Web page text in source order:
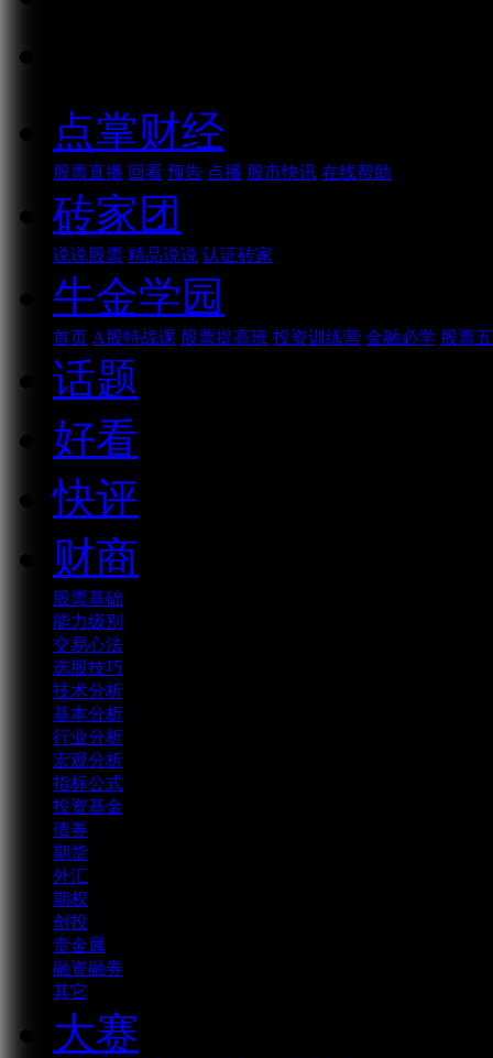
点掌财经
股票直播 回看 预告 点播 股市快讯 在线帮助
砖家团
说说股票 精品说说 认证砖家
牛金学园
首页 A股特战课 股票提高班 投资训练营 金融必学 股票
话题
好看
快评
财商
股票基础
能力级别
交易心法
选股技巧
技术分析
基本分析
行业分析
宏观分析
指标公式
投资基金
债券
期货
外汇
期权
创投
贵金属
融资融券
其它
大赛